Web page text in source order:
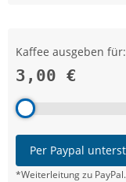
Kaffee ausgeben für:
3,00 €
Per Paypal
*Weiterleitung zu